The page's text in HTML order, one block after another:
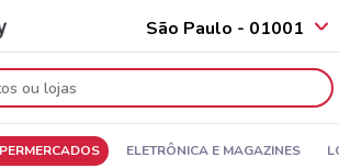
São Paulo - 01001
ELETRÔNICA E MAGAZINES